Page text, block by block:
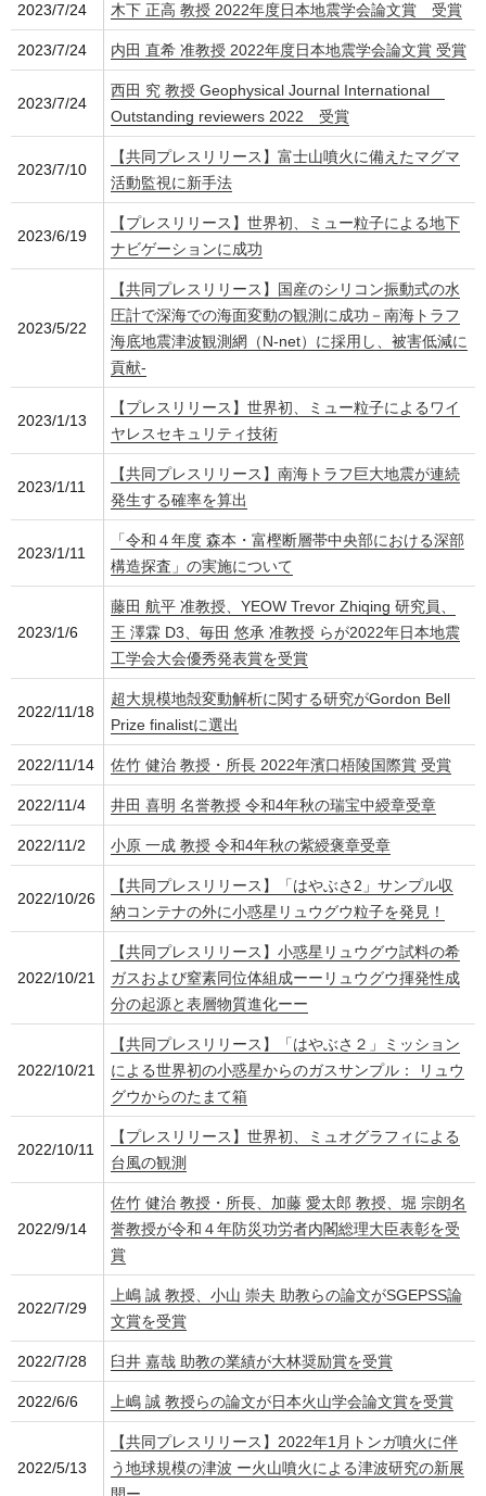
2023/7/24 木下 正高 教授 2022年度日本地震学会論文賞 受賞
2023/7/24 内田 直希 准教授 2022年度日本地震学会論文賞 受賞
2023/7/24
西田 究 教授 Geophysical Journal International
Outstanding reviewers 2022 受賞
2023/7/10
【共同プレスリリース】富士山噴火に備えたマグマ
活動監視に新手法
2023/6/19
【プレスリリース】世界初、ミュー粒子による地下
ナビゲーションに成功
2023/5/22
【共同プレスリリース】国産のシリコン振動式の水
圧計で深海での海面変動の観測に成功－南海トラフ
海底地震津波観測網（N-net）に採用し、被害低減に
貢献-
2023/1/13
【プレスリリース】世界初、ミュー粒子によるワイ
ヤレスセキュリティ技術
2023/1/11
【共同プレスリリース】南海トラフ巨大地震が連続
発生する確率を算出
2023/1/11
「令和４年度 森本・富樫断層帯中央部における深部
構造探査」の実施について
2023/1/6
藤田 航平 准教授、YEOW Trevor Zhiqing 研究員、
王 澤霖 D3、毎田 悠承 准教授 らが2022年日本地震
工学会大会優秀発表賞を受賞
2022/11/18
超大規模地殻変動解析に関する研究がGordon Bell
Prize finalistに選出
2022/11/14 佐竹 健治 教授・所長 2022年濱口梧陵国際賞 受賞
2022/11/4 井田 喜明 名誉教授 令和4年秋の瑞宝中綬章受章
2022/11/2 小原 一成 教授 令和4年秋の紫綬褒章受章
2022/10/26
【共同プレスリリース】「はやぶさ2」サンプル収
納コンテナの外に小惑星リュウグウ粒子を発見！
2022/10/21
【共同プレスリリース】小惑星リュウグウ試料の希
ガスおよび窒素同位体組成ーーリュウグウ揮発性成
分の起源と表層物質進化ーー
2022/10/21
【共同プレスリリース】「はやぶさ２」ミッション
による世界初の小惑星からのガスサンプル： リュウ
グウからのたまて箱
2022/10/11
【プレスリリース】世界初、ミュオグラフィによる
台風の観測
2022/9/14
佐竹 健治 教授・所長、加藤 愛太郎 教授、堀 宗朗名
誉教授が令和４年防災功労者内閣総理大臣表彰を受
賞
2022/7/29
上嶋 誠 教授、小山 崇夫 助教らの論文がSGEPSS論
文賞を受賞
2022/7/28 臼井 嘉哉 助教の業績が大林奨励賞を受賞
2022/6/6 上嶋 誠 教授らの論文が日本火山学会論文賞を受賞
2022/5/13
【共同プレスリリース】2022年1月トンガ噴火に伴
う地球規模の津波 ー火山噴火による津波研究の新展